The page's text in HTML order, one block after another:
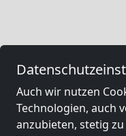
Auch wir nutzen
Technologien, auch
anzubieten, stetig